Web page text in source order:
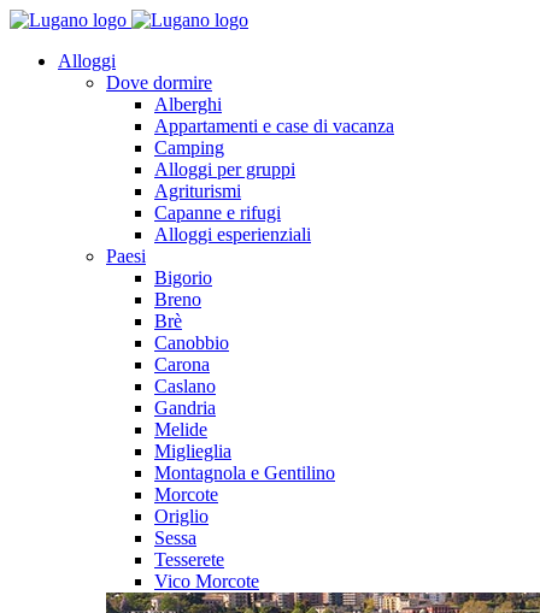
Alloggi
Dove dormire
Alberghi
Appartamenti e case di vacanza
Camping
Alloggi per gruppi
Agriturismi
Capanne e rifugi
Alloggi esperienziali
Paesi
Bigorio
Breno
Brè
Canobbio
Carona
Caslano
Gandria
Melide
Miglieglia
Montagnola e Gentilino
Morcote
Origlio
Sessa
Tesserete
Vico Morcote